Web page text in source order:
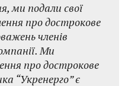
ми подали свої
про дострокове
членів
Ми
про дострокове
“Укренерго” є